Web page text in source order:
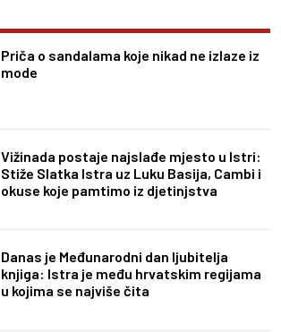
Priča o sandalama koje nikad ne izlaze iz
mode
Vižinada postaje najslađe mjesto u Istri:
Stiže Slatka Istra uz Luku Basija, Cambi i
okuse koje pamtimo iz djetinjstva
Danas je Međunarodni dan ljubitelja
knjiga: Istra je među hrvatskim regijama
u kojima se najviše čita